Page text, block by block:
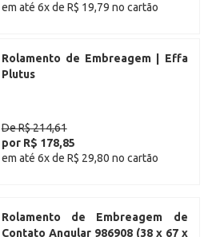
em até 6x de R$ 19,79 no cartão
Rolamento de Embreagem | Effa
Plutus
De R$ 214,61
por R$ 178,85
em até 6x de R$ 29,80 no cartão
Rolamento de Embreagem de
Contato Angular 986908 (38 x 67 x